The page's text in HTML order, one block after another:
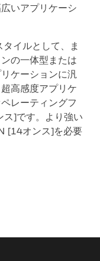
いアプリケーシ
イルとして、ま
の一体型または
ケーションに汎
高感度アプリケ
レーティングフ
]です。より強い
[14オンス]を必要